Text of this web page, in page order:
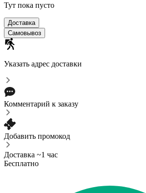
Тут пока пусто
Доставка
Самовывоз
Указать адрес доставки
Комментарий к заказу
Добавить промокод
Доставка ~1 час
Бесплатно